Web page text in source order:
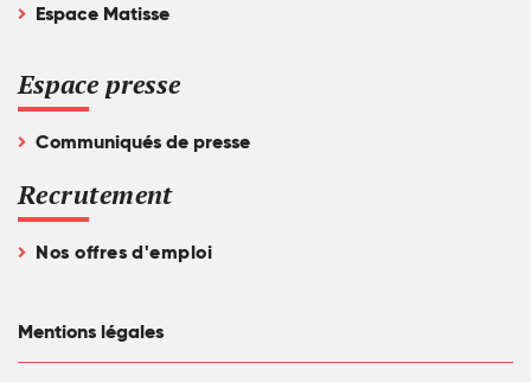
Espace Matisse
Espace presse
Communiqués de presse
Recrutement
Nos offres d'emploi
Mentions légales